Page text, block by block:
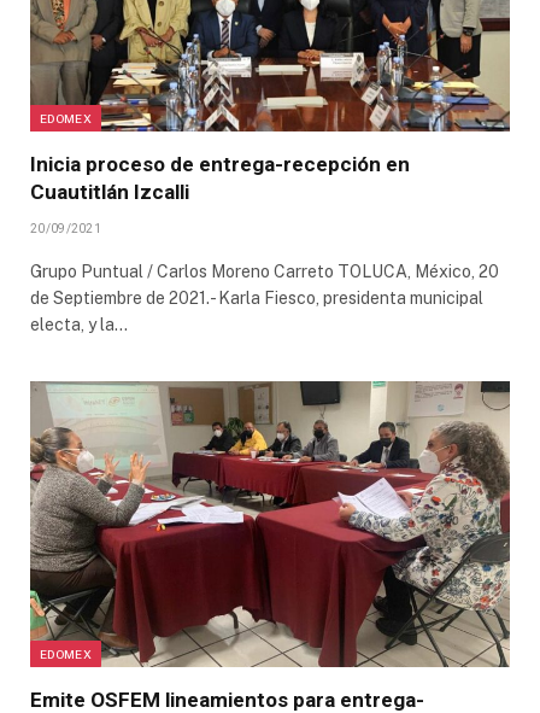
EDOMEX
Inicia proceso de entrega-recepción en
Cuautitlán Izcalli
20/09/2021
Grupo Puntual / Carlos Moreno Carreto TOLUCA, México, 20
de Septiembre de 2021.- Karla Fiesco, presidenta municipal
electa, y la…
EDOMEX
Emite OSFEM lineamientos para entrega-